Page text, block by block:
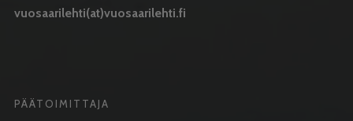
vuosaarilehti(at)vuosaarilehti.fi
PÄÄTOIMITTAJA